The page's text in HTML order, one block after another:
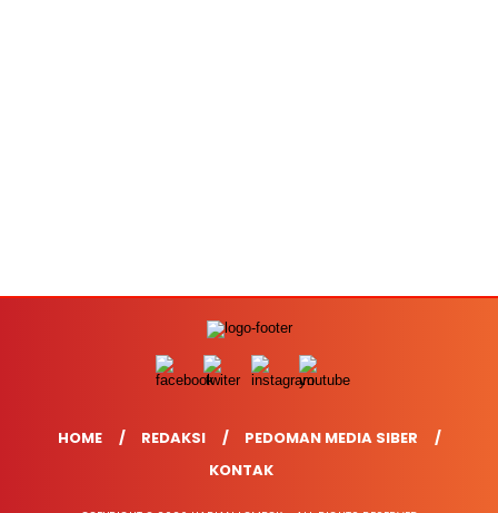
HOME REDAKSI
PEDOMAN MEDIA SIBER
KONTAK